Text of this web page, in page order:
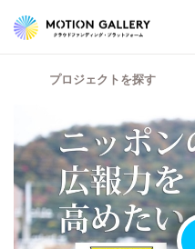
プロジェクトを探す